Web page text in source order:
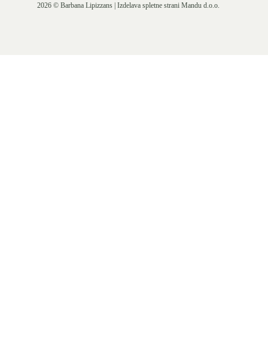
2026 © Barbana Lipizzans | Izdelava spletne strani Mandu d.o.o.